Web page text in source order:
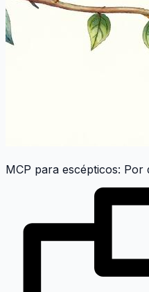
MCP para escépticos: